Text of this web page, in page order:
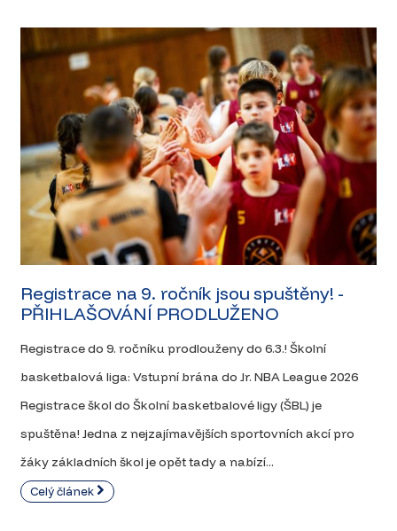
Registrace na 9. ročník jsou spuštěny! -
PŘIHLAŠOVÁNÍ PRODLUŽENO
Registrace do 9. ročníku prodlouženy do 6.3.! Školní
basketbalová liga: Vstupní brána do Jr. NBA League 2026
Registrace škol do Školní basketbalové ligy (ŠBL) je
spuštěna! Jedna z nejzajímavějších sportovních akcí pro
žáky základních škol je opět tady a nabízí...
Celý článek